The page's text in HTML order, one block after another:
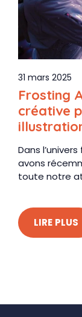
31 mars 2025
Frosting
créative
Dans
avons
toute notre
LIRE PLUS